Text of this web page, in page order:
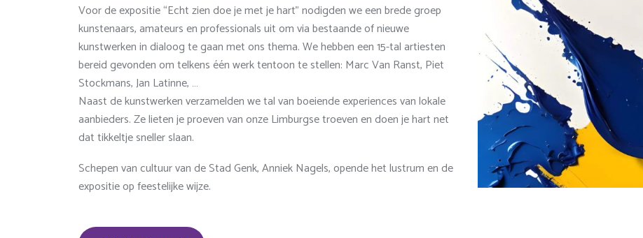
Voor de expositie “Echt zien doe je met je hart” nodigden we een brede groep
kunstenaars, amateurs en professionals uit om via bestaande of nieuwe
kunstwerken in dialoog te gaan met ons thema. We hebben een 15-tal artiesten
bereid gevonden om telkens één werk tentoon te stellen: Marc Van Ranst, Piet
Stockmans, Jan Latinne, …
Naast de kunstwerken verzamelden we tal van boeiende experiences van lokale
aanbieders. Ze lieten je proeven van onze Limburgse troeven en doen je hart net
dat tikkeltje sneller slaan.
Schepen van cultuur van de Stad Genk, Anniek Nagels, opende het lustrum en de
expositie op feestelijke wijze.